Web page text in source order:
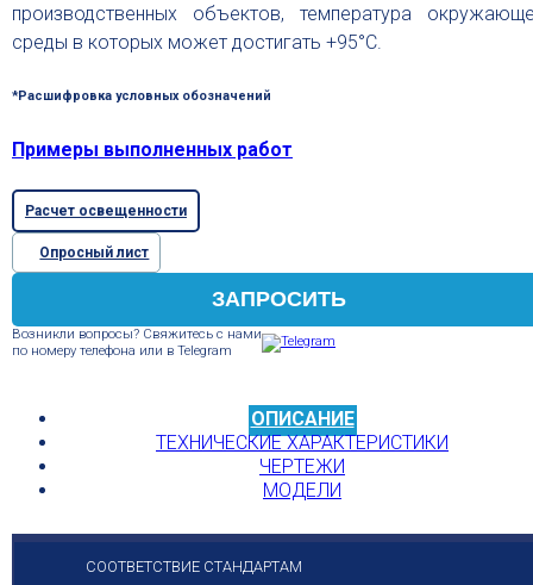
производственных объектов, температура
среды в которых может достигать +95°С.
*Расшифровка условных обозначений
Примеры выполненных работ
Расчет освещенности
Опросный лист
ЗАПРОСИТЬ
Возникли вопросы? Свяжитесь с нами
по номеру телефона или в Telegram
ОПИСАНИЕ
ТЕХНИЧЕСКИЕ ХАРАКТЕРИСТИКИ
ЧЕРТЕЖИ
МОДЕЛИ
СООТВЕТСТВИЕ СТАНДАРТАМ